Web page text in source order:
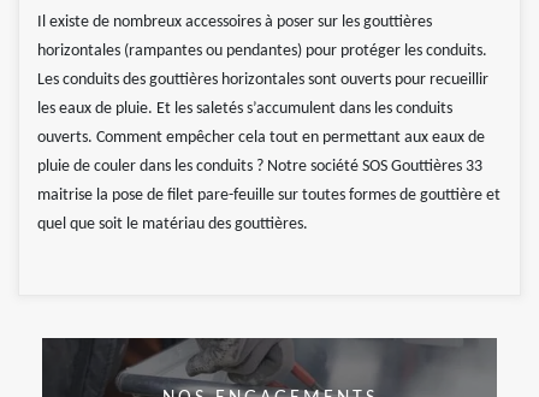
Il existe de nombreux accessoires à poser sur les gouttières
horizontales (rampantes ou pendantes) pour protéger les conduits.
Les conduits des gouttières horizontales sont ouverts pour recueillir
les eaux de pluie. Et les saletés s’accumulent dans les conduits
ouverts. Comment empêcher cela tout en permettant aux eaux de
pluie de couler dans les conduits ? Notre société SOS Gouttières 33
maitrise la pose de filet pare-feuille sur toutes formes de gouttière et
quel que soit le matériau des gouttières.